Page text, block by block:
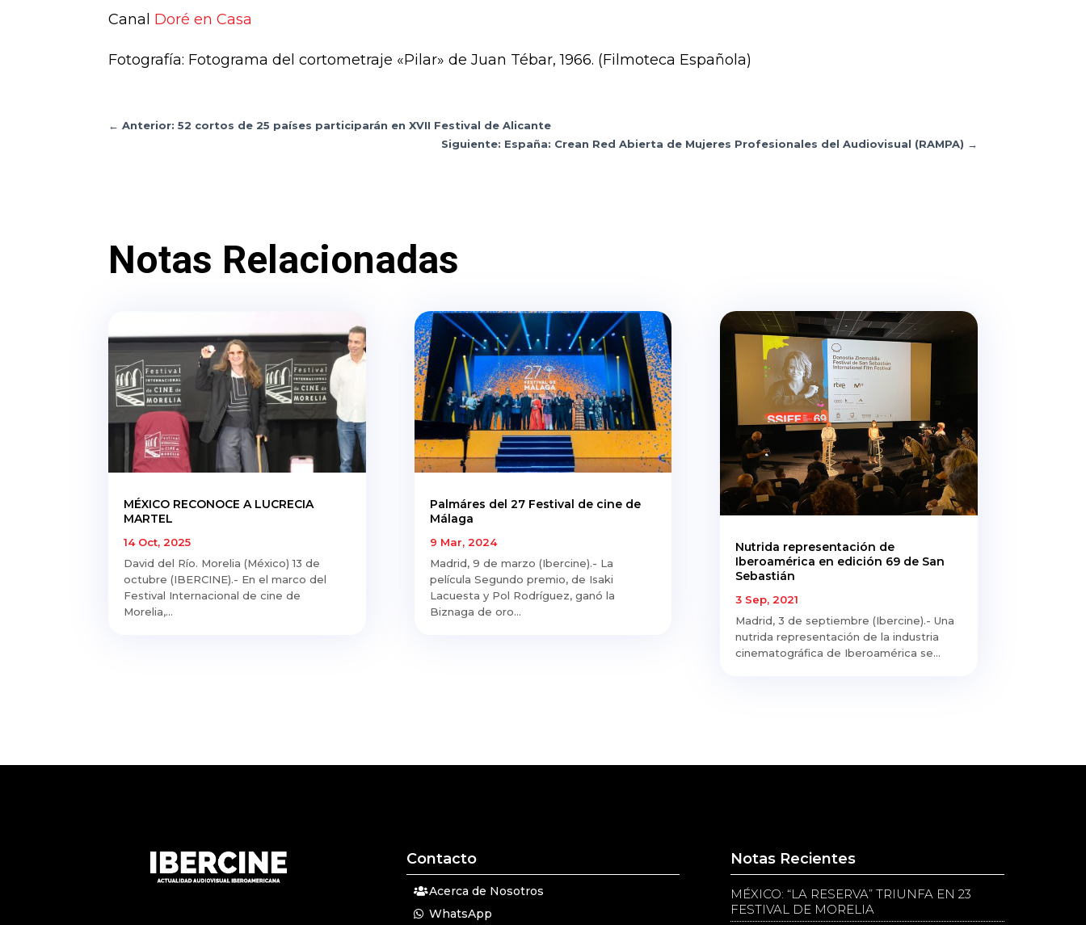
Canal Doré en Casa
Fotografía: Fotograma del cortometraje «Pilar» de Juan Tébar, 1966. (Filmoteca Española)
←Anterior: 52 cortos de 25 países participarán en XVII Festival de Alicante
Siguiente: España: Crean Red Abierta de Mujeres Profesionales del Audiovisual (RAMPA) →
Notas Relacionadas
MÉXICO RECONOCE A LUCRECIA
MARTEL
14 Oct, 2025
David del Río. Morelia (México) 13 de
octubre (IBERCINE).- En el marco del
Festival Internacional de cine de
Morelia,...
Palmáres del 27 Festival de cine de
Málaga
9 Mar, 2024
Madrid, 9 de marzo (Ibercine).- La
película Segundo premio, de Isaki
Lacuesta y Pol Rodríguez, ganó la
Biznaga de oro...
Nutrida representación de
Iberoamérica en edición 69 de San
Sebastián
3 Sep, 2021
Madrid, 3 de septiembre (Ibercine).- Una
nutrida representación de la industria
cinematográfica de Iberoamérica se...
Contacto
Acerca de Nosotros
WhatsApp
Notas Recientes
MÉXICO: “LA RESERVA” TRIUNFA EN 23
FESTIVAL DE MORELIA